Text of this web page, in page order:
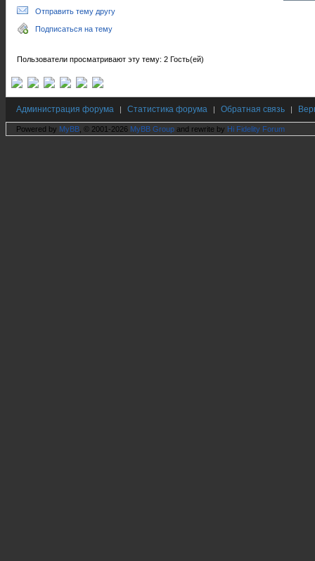
Отправить тему другу
Подписаться на тему
Пользователи просматривают эту тему: 2 Гость(ей)
Администрация форума | Статистика форума | Обратная связь |
Powered by MyBB , © 2001-2026 MyBB Group and rewrite by Hi Fidelity Forum